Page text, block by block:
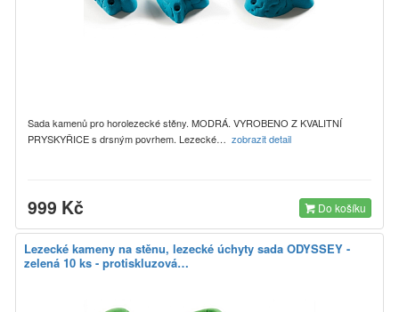
Sada kamenů pro horolezecké stěny. MODRÁ. VYROBENO Z KVALITNÍ
PRYSKYŘICE s drsným povrhem. Lezecké… zobrazit detail
999 Kč Do košíku
Lezecké kameny na stěnu, lezecké úchyty sada ODYSSEY -
zelená 10 ks - protiskluzová…